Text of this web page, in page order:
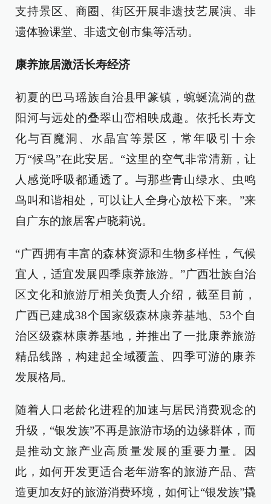
支持景区、商圈、街区开展非遗技艺展演、非
遗体验课堂、非遗文创市集等活动。
康养旅居激活长寿经济
初夏的巴马瑶族自治县甲篆镇，蜿蜒流淌的盘
阳河与远处的叠翠山峦相映成趣。依托长寿文
化与百魔洞、水晶宫等景区，常年吸引十余
万“候鸟”在此安居。“这里的空气非常清新，让
人感觉呼吸都通透了。与那些青山绿水、虫鸣
鸟叫和谐相处，可以让人全身心放松下来。”来
自广东的旅居客卢晓莉说。
“广西拥有丰富的森林资源和生物多样性，气候
宜人，适宜发展四季康养旅游。”广西壮族自治
区文化和旅游厅相关负责人介绍，截至目前，
广西已建成38个国家级森林康养基地、53个自
治区级森林康养基地，并推出了一批康养旅游
精品线路，构建起全域覆盖、四季可游的康养
发展格局。
随着人口老龄化进程的加速与居民消费观念的
升级，“银发族”不再是旅游市场的边缘群体，而
是推动文旅产业高质量发展的重要力量。因
此，如何开发更适合老年游客的旅游产品、营
造更加友好的旅游消费环境，如何让“银发族”撬